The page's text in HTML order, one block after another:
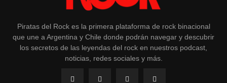
Piratas del Rock es la primera plataforma de rock binacional
que une a Argentina y Chile donde podrán navegar y descubrir
los secretos de las leyendas del rock en nuestros podcast,
noticias, redes sociales y más.